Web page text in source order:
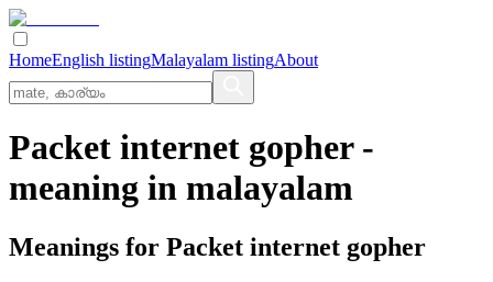
HomeEnglish listingMalayalam listingAbout
Packet internet gopher-
meaning in malayalam
Meanings for Packet internet gopher